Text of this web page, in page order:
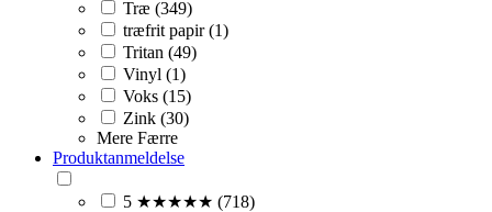
Træ (349)
træfrit papir (1)
Tritan (49)
Vinyl (1)
Voks (15)
Zink (30)
Mere Færre
Produktanmeldelse
5 ★★★★★ (718)